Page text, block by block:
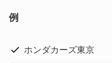
例
ホンダカーズ東京